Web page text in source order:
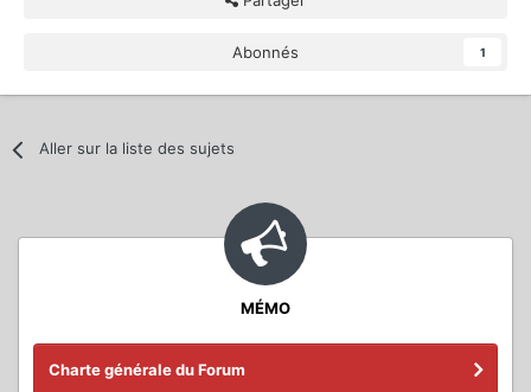
Abonnés 1
Aller sur la liste des sujets
MÉMO
Charte générale du Forum